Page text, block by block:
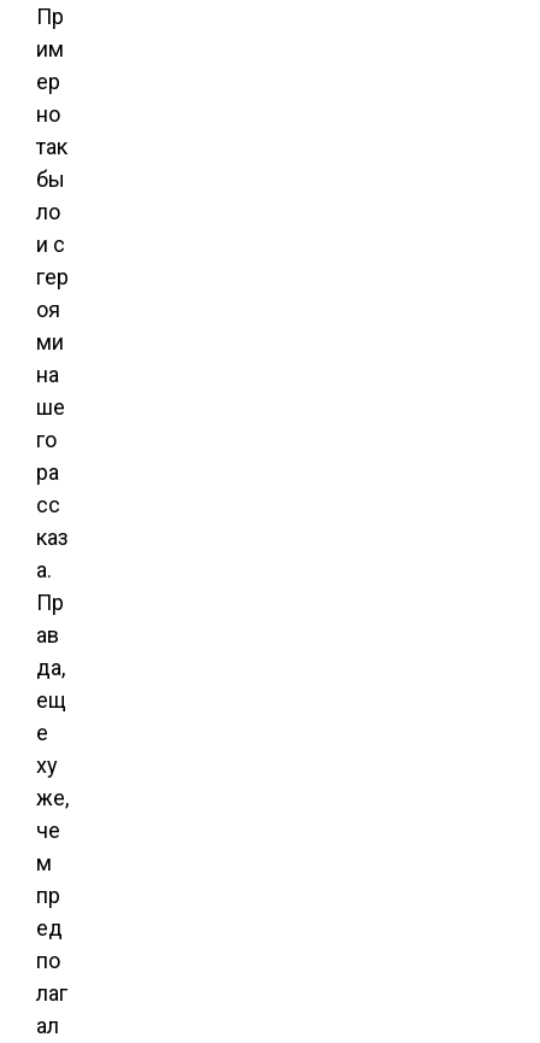
Пр
им
ер
но
так
бы
ло
и с
гер
оя
ми
на
ше
го
ра
сс
каз
а.
Пр
ав
да,
ещ
е
ху
же,
че
м
пр
ед
по
лаг
ал